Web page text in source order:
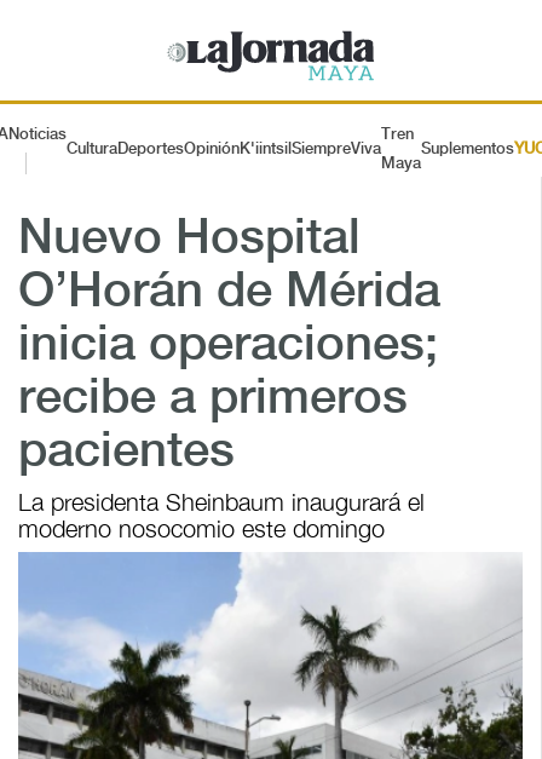
Noticias
CulturaDeportesOpiniónK'iintsil SiempreViva
Tren
Maya
Suplementos
Nuevo Hospital
O’Horán de Mérida
inicia operaciones;
recibe a primeros
pacientes
La presidenta Sheinbaum inaugurará el
moderno nosocomio este domingo